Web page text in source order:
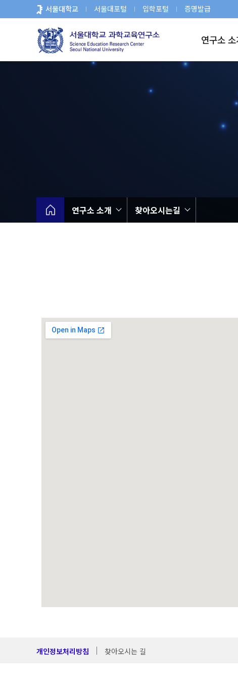
로
서울대학교 서울대포털 입학포털 증명발급
연구소 소
연구소 소개 찾아오시는길
개인정보처리방침 찾아오시는 길